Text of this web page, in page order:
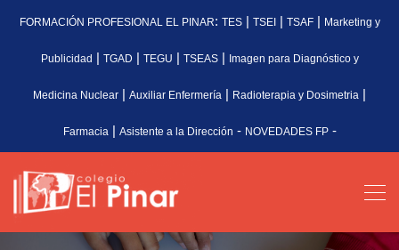
FORMACIÓN PROFESIONAL EL PINAR: TES| TSEI| TSAF| Marketing y
Publicidad | TGAD | TEGU | TSEAS| Imagen para Diagnóstico y
Medicina Nuclear | Auxiliar Enfermería | Radioterapia y Dosimetria |
Farmacia | Asistente a la Dirección - NOVEDADES FP-